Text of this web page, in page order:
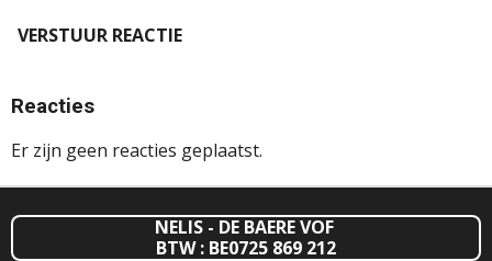
VERSTUUR REACTIE
Reacties
Er zijn geen reacties geplaatst.
NELIS - DE BAERE VOF
BTW : BE0725 869 212